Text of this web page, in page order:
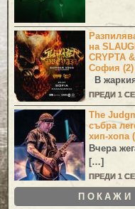
на
CRYPTA
София (2)
В
ПРЕДИ 1
The
събра
хип-хопа
Вчера
[…]
ПРЕДИ 1